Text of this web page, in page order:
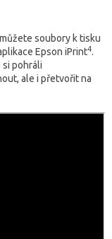
soubory k tisku
Epson iPrint4.
si pohráli
ale i přetvořit na